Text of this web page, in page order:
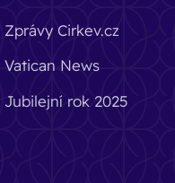
Zprávy Cirkev.cz
Vatican News
Jubilejní rok 2025